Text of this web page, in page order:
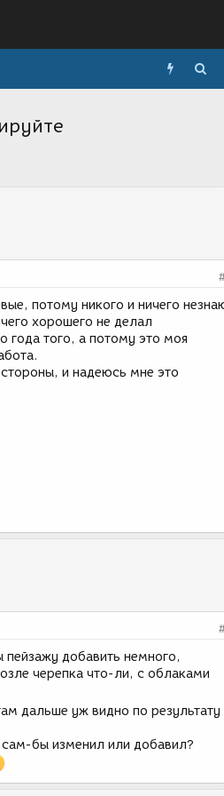
потому никого и ничего
хорошего не делал
года того, а потому это моя
и надеюсь мне это
добавить немного,
черепка что-ли, с облаками
дальше уж видно по результату
бы изменил или добавил?